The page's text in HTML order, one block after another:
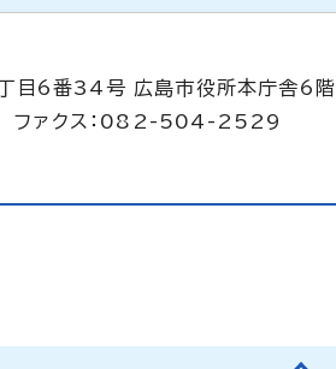
6番34号 広島市役所本庁舎6階
ファクス：082-504-2529